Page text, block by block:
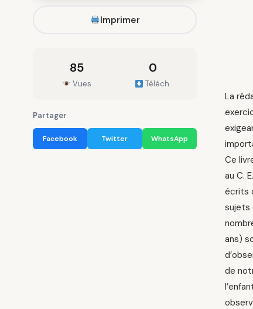
Imprimer
85
Vues
0
Téléch.
Partager
Facebook Twitter WhatsApp
La
Ce
au C.
écrits
sujets
ans)
de